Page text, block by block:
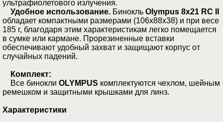
ультрафиолетового излучения.
Удобное использование. Бинокль Olympus 8х21 RC II
обладает компактными размерами (106х88х38) и при весе
185 г, благодаря этим характеристикам легко помещается
в сумке или кармане. Прорезиненные вставки
обеспечивают удобный захват и защищают корпус от
случайных падений.
Комплект:
Все бинокли OLYMPUS комплектуются чехлом, шейным
ремешком и защитными крышками для линз.
Характеристики